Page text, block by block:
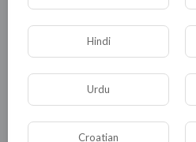
0 0 • 0
Hindi
Urdu
Croatian